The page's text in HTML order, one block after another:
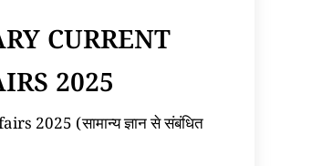
CURRENT
2025
2025 (सामान्य ज्ञान से संबंधित